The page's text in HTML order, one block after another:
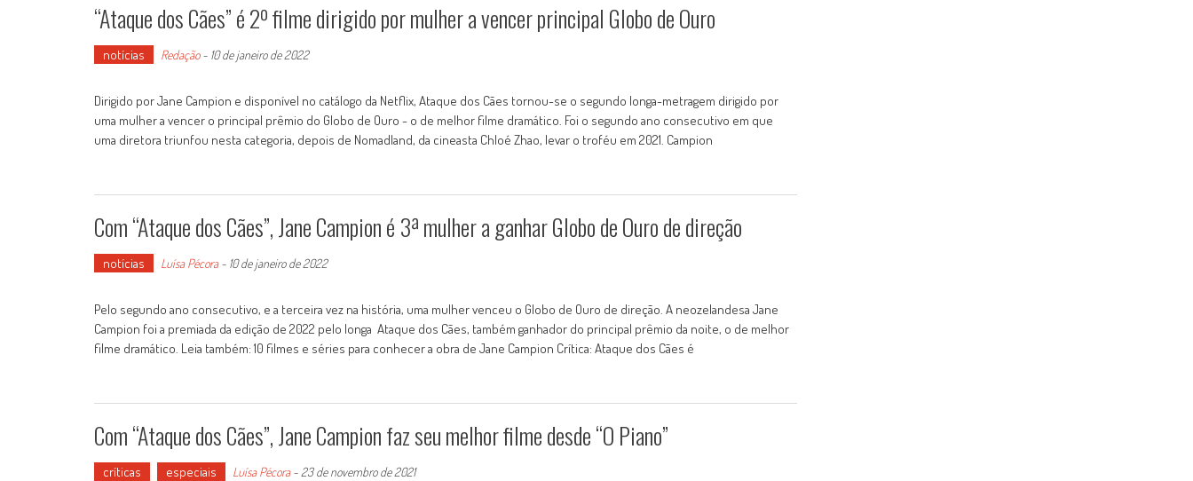
“Ataque dos Cães” é 2º filme dirigido por mulher a vencer principal Globo de Ouro
notícias Redação- 10 de janeiro de 2022
Dirigido por Jane Campion e disponível no catálogo da Netflix, Ataque dos Cães tornou-se o segundo longa-metragem dirigido por
uma mulher a vencer o principal prêmio do Globo de Ouro - o de melhor filme dramático. Foi o segundo ano consecutivo em que
uma diretora triunfou nesta categoria, depois de Nomadland, da cineasta Chloé Zhao, levar o troféu em 2021. Campion
Com “Ataque dos Cães”, Jane Campion é 3ª mulher a ganhar Globo de Ouro de direção
notícias Luísa Pécora- 10 de janeiro de 2022
Pelo segundo ano consecutivo, e a terceira vez na história, uma mulher venceu o Globo de Ouro de direção. A neozelandesa Jane
Campion foi a premiada da edição de 2022 pelo longa Ataque dos Cães, também ganhador do principal prêmio da noite, o de melhor
filme dramático. Leia também: 10 filmes e séries para conhecer a obra de Jane Campion Crítica: Ataque dos Cães é
Com “Ataque dos Cães”, Jane Campion faz seu melhor filme desde “O Piano”
críticas especiais Luísa Pécora- 23 de novembro de 2021